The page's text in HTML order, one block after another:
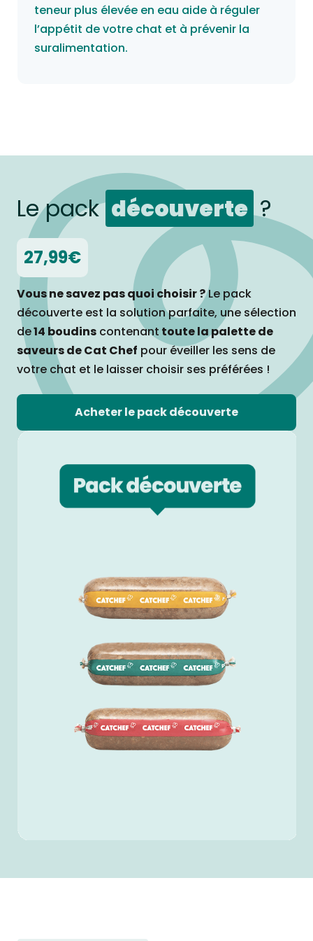
teneur plus élevée en eau aide à réguler
l’appétit de votre chat et à prévenir la
suralimentation.
Le pack découverte?
27,99€
Vous ne savez pas quoi choisir ?Le pack
découverte est la solution parfaite, une sélection
de14 boudins contenant toute la palette de
saveurs de Cat Chef pour éveiller les sens de
votre chat et le laisser choisir ses préférées !
Acheter le pack découverte